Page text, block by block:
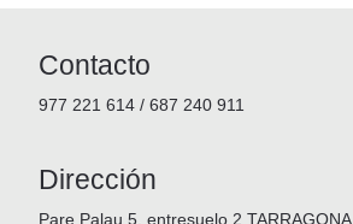
Contacto
977 221 614 / 687 240 911
Dirección
Pare Palau 5, entresuelo 2 TARRAGONA